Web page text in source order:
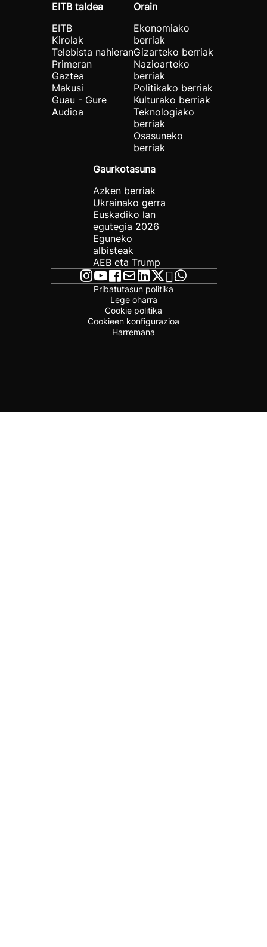
EITB taldea
EITB
Kirolak
Telebista nahieran
Primeran
Gaztea
Makusi
Guau - Gure
Audioa
Orain
Ekonomiako
berriak
Gizarteko berriak
Nazioarteko
berriak
Politikako berriak
Kulturako berriak
Teknologiako
berriak
Osasuneko
berriak
Gaurkotasuna
Azken berriak
Ukrainako gerra
Euskadiko lan
egutegia 2026
Eguneko
albisteak
AEB eta Trump
Pribatutasun politika
Lege oharra
Cookie politika
Cookieen konfigurazioa
Harremana